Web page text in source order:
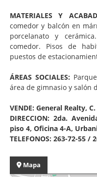
MATERIALES Y
comedor y balcón en
porcelanato y
comedor. Pisos de
puestos de
ÁREAS SOCIALES:
área de gimnasio y salón
VENDE: General Realty, C.
DIRECCION: 2da.
piso 4, Oficina 4-A,
TELEFONOS: 263-72-55 /
Mapa